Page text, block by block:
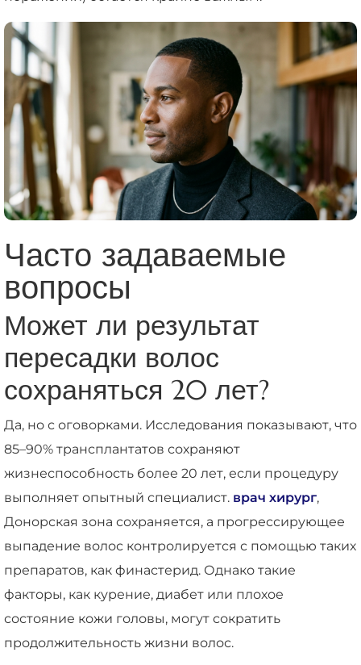
Часто задаваемые
вопросы
Может ли результат
пересадки волос
сохраняться 20 лет?
Да, но с оговорками. Исследования показывают, что
85–90% трансплантатов сохраняют
жизнеспособность более 20 лет, если процедуру
выполняет опытный специалист. врач хирург,
Донорская зона сохраняется, а прогрессирующее
выпадение волос контролируется с помощью таких
препаратов, как финастерид. Однако такие
факторы, как курение, диабет или плохое
состояние кожи головы, могут сократить
продолжительность жизни волос.